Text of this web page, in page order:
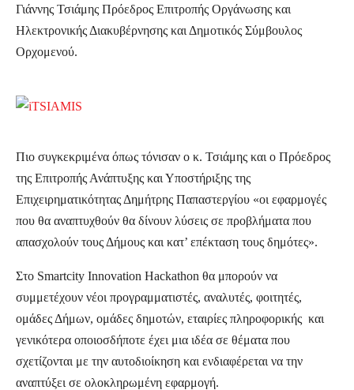
Γιάννης Τσιάμης Πρόεδρος Επιτροπής Οργάνωσης και
Ηλεκτρονικής Διακυβέρνησης και Δημοτικός Σύμβουλος
Ορχομενού.
Πιο συγκεκριμένα όπως τόνισαν ο κ. Τσιάμης και ο Πρόεδρος
της Επιτροπής Ανάπτυξης και Υποστήριξης της
Επιχειρηματικότητας Δημήτρης Παπαστεργίου «οι εφαρμογές
που θα αναπτυχθούν θα δίνουν λύσεις σε προβλήματα που
απασχολούν τους Δήμους και κατ’ επέκταση τους δημότες».
Στο Smartcity Innovation Hackathon θα μπορούν να
συμμετέχουν νέοι προγραμματιστές, αναλυτές, φοιτητές,
ομάδες Δήμων, ομάδες δημοτών, εταιρίες πληροφορικής και
γενικότερα οποιοσδήποτε έχει μια ιδέα σε θέματα που
σχετίζονται με την αυτοδιοίκηση και ενδιαφέρεται να την
αναπτύξει σε ολοκληρωμένη εφαρμογή.